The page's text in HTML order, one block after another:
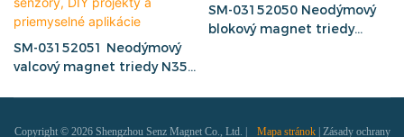
SM-03152051 Neodýmový
valcový magnet triedy N35
SM-03152050 Neodýmový
blokový magnet triedy
Copyright © 2026 Shengzhou Senz Magnet Co., Ltd. | Mapa stránok Zásady ochrany